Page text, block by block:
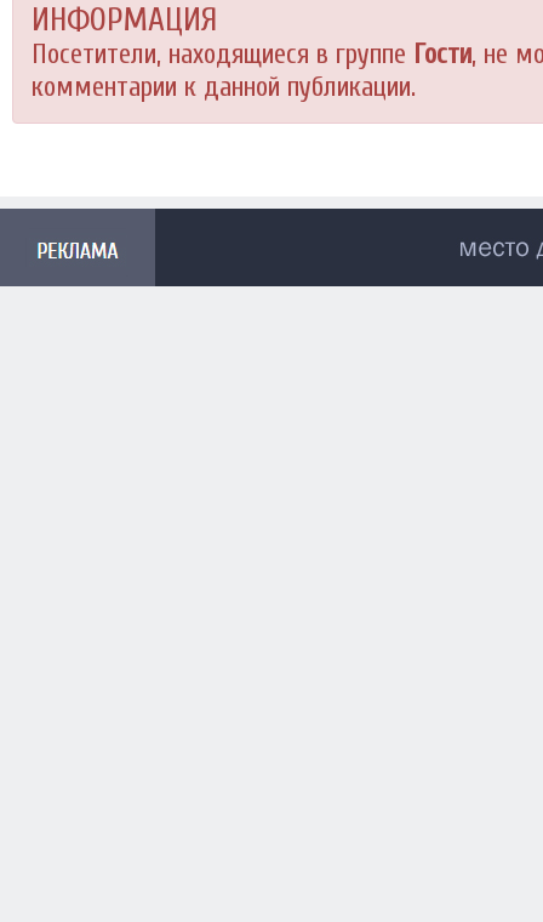
ИНФОРМАЦИЯ
Посетители, находящиеся в группе Гости, не
комментарии к данной публикации.